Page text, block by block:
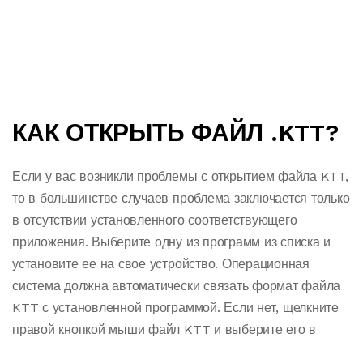
КАК ОТКРЫТЬ ФАЙЛ .KTT?
Если у вас возникли проблемы с открытием файла KTT,
то в большинстве случаев проблема заключается только
в отсутствии установленного соответствующего
приложения. Выберите одну из программ из списка и
установите ее на свое устройство. Операционная
система должна автоматически связать формат файла
KTT с установленной программой. Если нет, щелкните
правой кнопкой мыши файл KTT и выберите его в